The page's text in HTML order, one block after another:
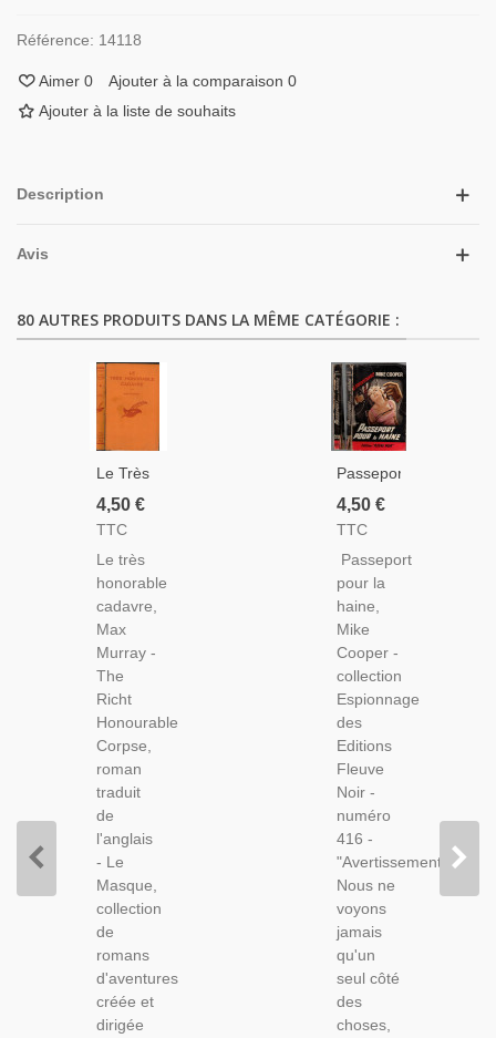
Référence: 14118
Aimer 0 Ajouter à la comparaison 0
Ajouter à la liste de souhaits
Description
Avis
80 AUTRES PRODUITS DANS LA MÊME CATÉGORIE :
Le Très
Honorable
Cadavre,
Murray,
1954 -
Roman
D'espionnage,
Collection
Le
Masque,
Roman
Policier,
4,50 €
TTC
Le très
honorable
cadavre,
Max
Murray -
The
Richt
Honourable
Corpse,
roman
traduit
de
l'anglais
- Le
Masque,
collection
de
romans
d'aventures
créée et
dirigée
Passeport
Pour La
Haine,
Cooper,
1964 -
Espionnage,
Fleuve
Noir,
Polar,
Roman
Policier,
4,50 €
TTC
Passeport
pour la
haine,
Mike
Cooper -
collection
Espionnage
des
Editions
Fleuve
Noir -
numéro
416 -
"Avertissement:
Nous ne
voyons
jamais
qu'un
seul côté
des
choses,